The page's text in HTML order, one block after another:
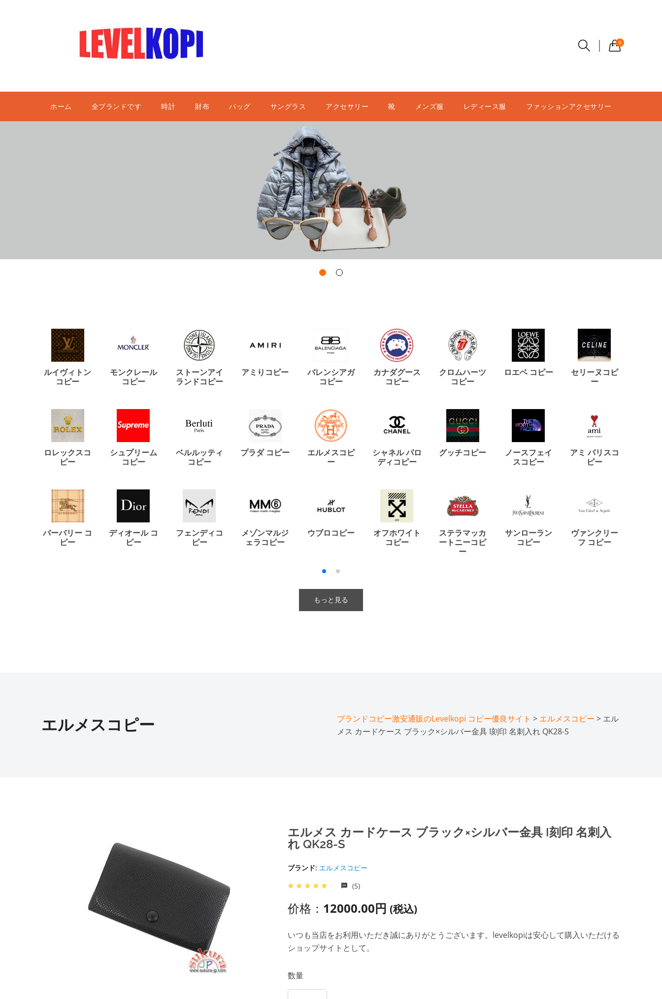
0
ホーム 全ブランドです 時計 財布 バッグ サングラス アクセサリー 靴 メンズ服 レディース服 ファッションアクセサリー
ルイヴィトン
コピー
モンクレール
コピー
ストーンアイ
ランドコピー
アミりコピー
バレンシアガ
コピー
カナダグース
コピー
クロムハーツ
コピー
ロエベ コピー
セリーヌコピ
ー
ロレックスコ
ピー
シュプリーム
コピー
ベルルッティ
コピー
プラダ コピー
エルメスコピ
ー
シャネル パロ
ディコピー
グッチコピー
ノースフェイ
スコピー
アミ パリスコ
ピー
バーバリー コ
ピー
ディオール コ
ピー
フェンディコ
ピー
メゾンマルジ
ェラコピー
ウブロコピー
オフホワイト
コピー
ステラマッカ
ートニーコピ
ー
サンローラン
コピー
ヴァンクリー
フ コピー
もっと見る
エルメスコピー ブランドコピー激安通販のLevelkopi コピー優良サイト > エルメスコピー > エル
メス カードケース ブラック×シルバー金具 I刻印 名刺入れ QK28-S
エルメス カードケース ブラック×シルバー金具 I刻印 名刺入
れ QK28-S
ブランド: エルメスコピー
(5)
价格： 12000.00円 (税込)
いつも当店をお利用いただき誠にありがとうございます。levelkopiは安心して購入いただける
ショップサイトとして。
数量